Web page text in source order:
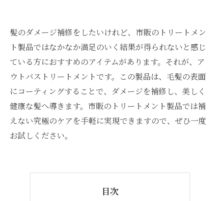
髪のダメージ補修をしたいけれど、市販のトリートメン
ト製品ではなかなか満足のいく結果が得られないと感じ
ている方におすすめのアイテムがあります。それが、ア
ウトバストリートメントです。この製品は、毛髪の表面
にコーティングすることで、ダメージを補修し、美しく
健康な髪へ導きます。市販のトリートメント製品では補
えない究極のケアを手軽に実現できますので、ぜひ一度
お試しください。
目次